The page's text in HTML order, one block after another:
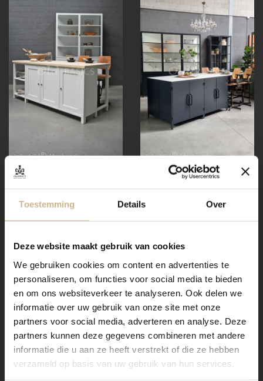
Toestemming Details Over
Deze website maakt gebruik van cookies
We gebruiken cookies om content en advertenties te
personaliseren, om functies voor social media te bieden
en om ons websiteverkeer te analyseren. Ook delen we
informatie over uw gebruik van onze site met onze
partners voor social media, adverteren en analyse. Deze
partners kunnen deze gegevens combineren met andere
informatie die u aan ze heeft verstrekt of die ze hebben
verzameld op basis van uw gebruik van hun services.
1-2304-017| Maatwerk
Keukeneiland Grenoble
€ 2855.00
1-2303-010| Maatwerk
Keukeneiland Ferro 4-
€ 4995.00